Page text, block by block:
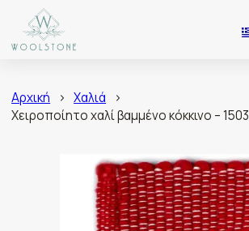
Αρχική > Χαλιά
>
Χειροποίητο χαλί βαμμένο κόκκινο – 1503